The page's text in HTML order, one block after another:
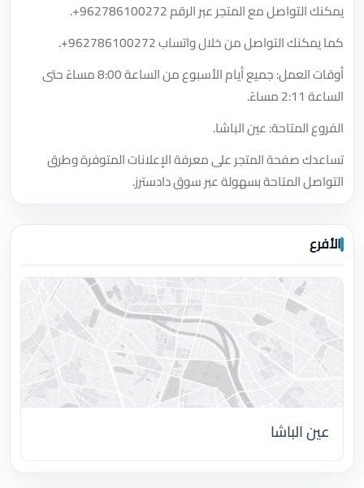
يمكنك التواصل مع المتجر عبر الرقم+962786100272
.
كما يمكنك التواصل من خلال واتساب+962786100272
.
أوقات العمل: جميع أيام الأسبوع من الساعة 8:00 مساءً حتى
الساعة 2:11 مساءً.
الفروع المتاحة: عين الباشا.
تساعدك صفحة المتجر على معرفة الإعلانات المتوفرة وطرق
التواصل المتاحة بسهولة عبر سوق دادسترز.
الأفرع
عين الباشا